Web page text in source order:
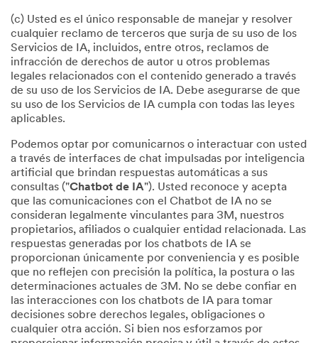
(c) Usted es el único responsable de manejar y resolver
cualquier reclamo de terceros que surja de su uso de los
Servicios de IA, incluidos, entre otros, reclamos de
infracción de derechos de autor u otros problemas
legales relacionados con el contenido generado a través
de su uso de los Servicios de IA. Debe asegurarse de que
su uso de los Servicios de IA cumpla con todas las leyes
aplicables.
Podemos optar por comunicarnos o interactuar con usted
a través de interfaces de chat impulsadas por inteligencia
artificial que brindan respuestas automáticas a sus
consultas ("Chatbot de IA"). Usted reconoce y acepta
que las comunicaciones con el Chatbot de IA no se
consideran legalmente vinculantes para 3M, nuestros
propietarios, afiliados o cualquier entidad relacionada. Las
respuestas generadas por los chatbots de IA se
proporcionan únicamente por conveniencia y es posible
que no reflejen con precisión la política, la postura o las
determinaciones actuales de 3M. No se debe confiar en
las interacciones con los chatbots de IA para tomar
decisiones sobre derechos legales, obligaciones o
cualquier otra acción. Si bien nos esforzamos por